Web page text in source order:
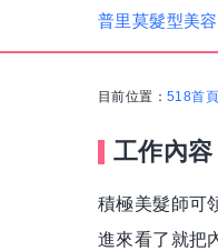
普里莫髮型美
目前位置： 518首頁
工作內容
積極美髮師可
進來看了就把